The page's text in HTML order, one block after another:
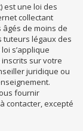
est une loi des
collectant
de moins de
tuteurs légaux des
s’applique
sur votre
juridique ou
fournir
contacter, excepté